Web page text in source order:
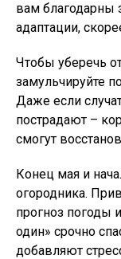
вам благодарны
адаптации,
Чтобы уберечь
замульчируйте
Даже если
пострадают –
смогут
Конец мая и
огородника.
прогноз погоды
один» срочно
добавляют